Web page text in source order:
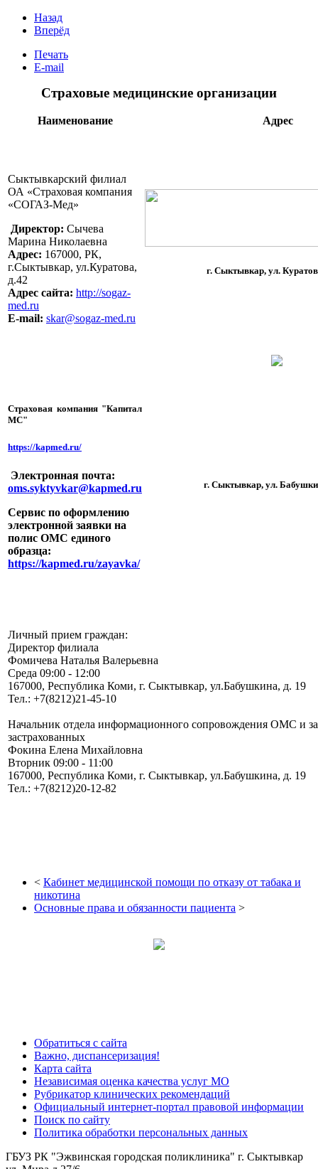
Назад
Вперёд
Печать
E-mail
Страховые медицинские организации
Наименование Адрес
Сыктывкарский филиал
ОА «Страховая компания
«СОГАЗ-Мед»
Директор: Сычева
Марина Николаевна
Адрес: 167000, РК,
г.Сыктывкар, ул.Куратова,
д.42
Адрес сайта: http://sogaz-
med.ru
E-mail: skar@sogaz-med.ru
г. Сыктывкар, ул.
Страховая компания "Капитал
МС"
https://kapmed.ru/
Электронная почта:
oms.syktyvkar@kapmed.ru
Сервис по оформлению
электронной заявки на
полис ОМС единого
образца:
https://kapmed.ru/zayavka/
г. Сыктывкар, ул.
Личный прием граждан:
Директор филиала
Фомичева Наталья Валерьевна
Среда 09:00 - 12:00
167000, Республика Коми, г. Сыктывкар, ул.Бабушкина, д. 19
Тел.: +7(8212)21-45-10
Начальник отдела информационного сопровождения ОМС и
застрахованных
Фокина Елена Михайловна
Вторник 09:00 - 11:00
167000, Республика Коми, г. Сыктывкар, ул.Бабушкина, д. 19
Тел.: +7(8212)20-12-82
< Кабинет медицинской помощи по отказу от табака и
никотина
Основные права и обязанности пациента >
Обратиться с сайта
Важно, диспансеризация!
Карта сайта
Независимая оценка качества услуг МО
Рубрикатор клинических рекомендаций
Официальный интернет-портал правовой информации
Поиск по сайту
Политика обработки персональных данных
ГБУЗ РК "Эжвинская городская поликлиника" г. Сыктывкар